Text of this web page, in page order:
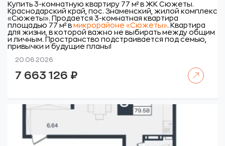
Купить 3-комнатную квартиру 77 м² в ЖК Сюжеты.
Краснодарский край, пос. Знаменский, жилой комплекс
«Сюжеты». Продается 3-комнатная квартира
площадью 77 м² в микрорайоне «Сюжеты». Квартира
для жизни, в которой важно не выбирать между общим
и личным. Пространство подстраивается под семью,
привычки и будущие планы!
20.06.2026
7 663 126 ₽